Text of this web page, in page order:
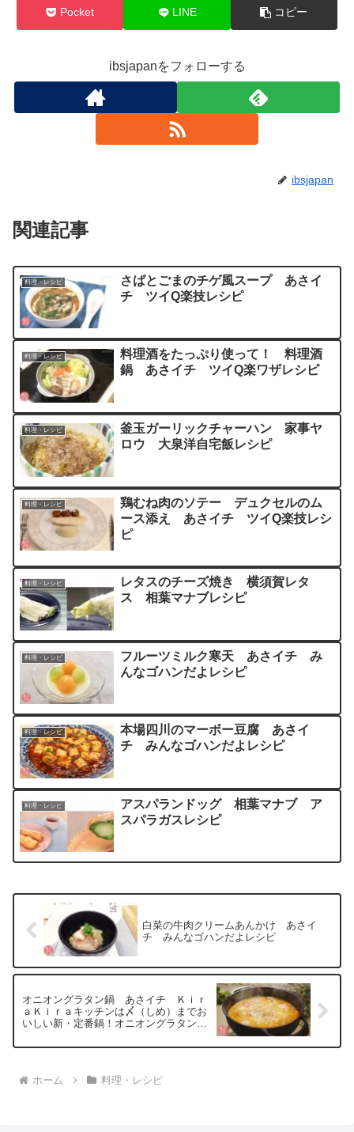
Pocket LINE コピー
ibsjapanをフォローする
ibsjapan
関連記事
料理・レシピ
さばとごまのチゲ風スープ あさイ
チ ツイQ楽技レシピ
料理・レシピ
料理酒をたっぷり使って！ 料理酒
鍋 あさイチ ツイQ楽ワザレシピ
料理・レシピ
釜玉ガーリックチャーハン 家事ヤ
ロウ 大泉洋自宅飯レシピ
料理・レシピ
鶏むね肉のソテー デュクセルのム
ース添え あさイチ ツイQ楽技レシ
ピ
料理・レシピ
レタスのチーズ焼き 横須賀レタ
ス 相葉マナブレシピ
料理・レシピ
フルーツミルク寒天 あさイチ み
んなゴハンだよレシピ
料理・レシピ
本場四川のマーボー豆腐 あさイ
チ みんなゴハンだよレシピ
料理・レシピ
アスパランドッグ 相葉マナブ ア
スパラガスレシピ
白菜の牛肉クリームあんかけ あさイ
チ みんなゴハンだよレシピ
オニオングラタン鍋 あさイチ Ｋｉｒ
ａＫｉｒａキッチンは〆（しめ）までお
いしい新・定番鍋！オニオングラタン
ホーム 料理・レシピ